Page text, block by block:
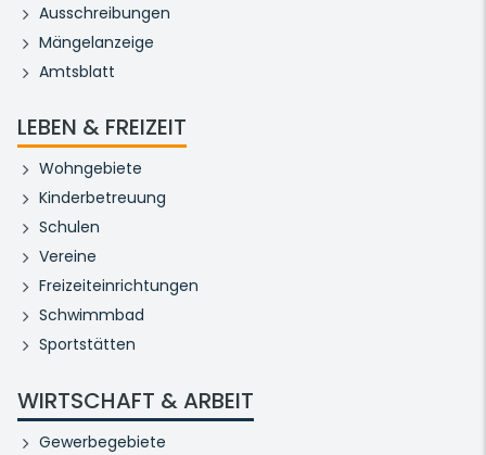
Ausschreibungen
Mängelanzeige
Amtsblatt
LEBEN & FREIZEIT
Wohngebiete
Kinderbetreuung
Schulen
Vereine
Freizeiteinrichtungen
Schwimmbad
Sportstätten
WIRTSCHAFT & ARBEIT
Gewerbegebiete